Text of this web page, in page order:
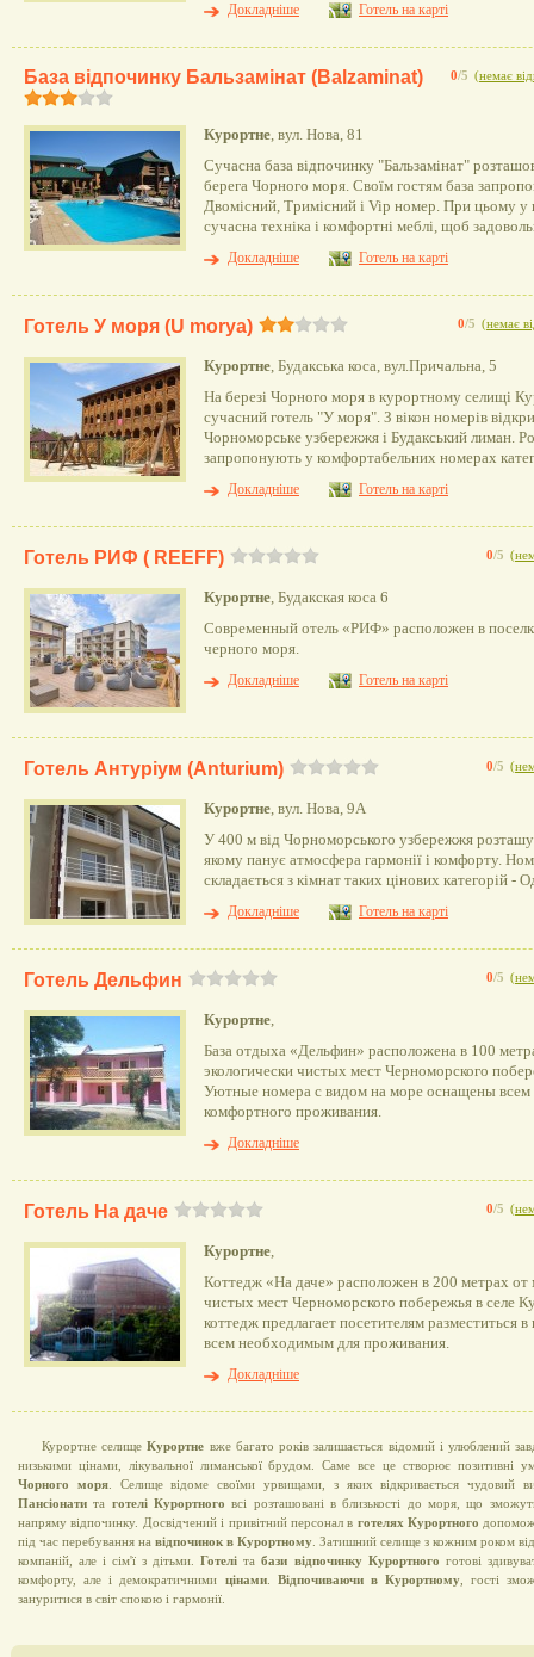
Докладніше
Готель на карті
0/5 (немає
База відпочинку Бальзамінат (Balzaminat)
Курортне, вул. Нова, 81
Сучасна база відпочинку "Бальзамінат"
берега Чорного моря. Своїм гостям база
Двомісний, Тримісний і Vip номер. При цьому у
сучасна техніка і комфортні меблі, щоб
Докладніше
Готель на карті
0/5 (немає
Готель У моря (U morya)
Курортне, Будакська коса, вул.Причальна, 5
На березі Чорного моря в курортному селищі
сучасний готель "У моря". З вікон номерів
Чорноморське узбережжя і Будакський лиман.
запропонують у комфортабельних номерах
Докладніше
Готель на карті
0/5 (
Готель РИФ ( REEFF)
Курортне, Будакская коса 6
Современный отель «РИФ» расположен в
черного моря.
Докладніше
Готель на карті
0/5 (
Готель Антуріум (Anturium)
Курортне, вул. Нова, 9А
У 400 м від Чорноморського узбережжя
якому панує атмосфера гармонії і комфорту.
складається з кімнат таких цінових категорій -
Докладніше
Готель на карті
0/5 (
Готель Дельфин
Курортне,
База отдыха «Дельфин» расположена в 100
экологически чистых мест Черноморского
Уютные номера с видом на море оснащены
комфортного проживания.
Докладніше
0/5 (
Готель На даче
Курортне,
Коттедж «На даче» расположен в 200 метрах от
чистых мест Черноморского побережья в селе
коттедж предлагает посетителям разместиться
всем необходимым для проживания.
Докладніше
Курортне селищеКурортне вже багато років залишається відомий і улюблений
низькими цінами, лікувальної лиманської брудом. Саме все це створює позитивні
Чорного моря. Селище відоме своїми урвищами, з яких відкривається чудовий
Пансіонати та готелі Курортного всі розташовані в близькості до моря, що
напряму відпочинку. Досвідчений і привітний персонал в готелях Курортного
під час перебування на відпочинок в Курортному . Затишний селище з кожним роком
компаній, але і сім'ї з дітьми.Готелі табази відпочинку Курортного готові
комфорту, але і демократичними цінами. Відпочиваючи в Курортному , гості
зануритися в світ спокою і гармонії.